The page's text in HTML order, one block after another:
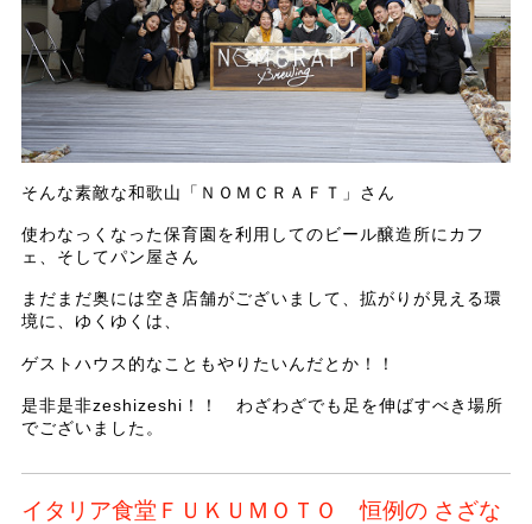
そんな素敵な和歌山「ＮＯＭＣＲＡＦＴ」さん
使わなっくなった保育園を利用してのビール醸造所にカフ
ェ、そしてパン屋さん
まだまだ奥には空き店舗がございまして、拡がりが見える環
境に、ゆくゆくは、
ゲストハウス的なこともやりたいんだとか！！
是非是非zeshizeshi！！ わざわざでも足を伸ばすべき場所
でございました。
イタリア食堂ＦＵＫＵＭＯＴＯ 恒例の さざな